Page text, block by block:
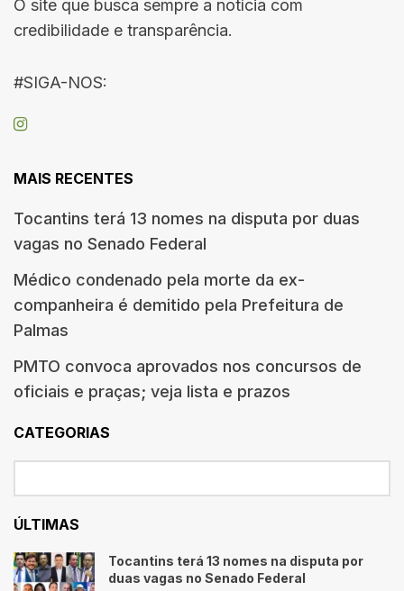
O site que busca sempre a notícia com
credibilidade e transparência.
#SIGA-NOS:
MAIS RECENTES
Tocantins terá 13 nomes na disputa por duas
vagas no Senado Federal
Médico condenado pela morte da ex-
companheira é demitido pela Prefeitura de
Palmas
PMTO convoca aprovados nos concursos de
oficiais e praças; veja lista e prazos
CATEGORIAS
ÚLTIMAS
Tocantins terá 13 nomes na disputa por
duas vagas no Senado Federal